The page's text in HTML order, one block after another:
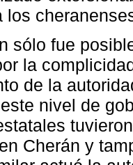
los
sólo fue
la
de la
nivel de
Cherán y